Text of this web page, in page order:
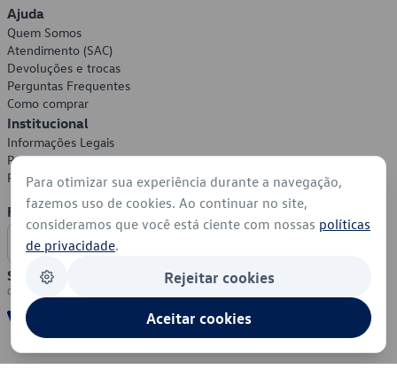
Ajuda
Quem Somos
Atendimento (SAC)
Devoluções e trocas
Perguntas Frequentes
Como comprar
Institucional
Informações Legais
Política de Privacidade
Política de Cookies
Formas de Pagamento
Segurança
Para otimizar sua experiência durante a navegação,
fazemos uso de cookies. Ao continuar no site,
consideramos que você está ciente com nossas políticas
de privacidade.
Rejeitar cookies
Aceitar cookies